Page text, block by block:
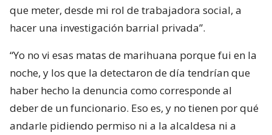
que meter, desde mi rol de trabajadora social, a
hacer una investigación barrial privada”.
“Yo no vi esas matas de marihuana porque fui en la
noche, y los que la detectaron de día tendrían que
haber hecho la denuncia como corresponde al
deber de un funcionario. Eso es, y no tienen por qué
andarle pidiendo permiso ni a la alcaldesa ni a